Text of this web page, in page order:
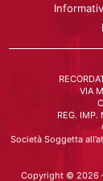
VIA
REG. IMP.
Società Soggetta
Copyright © 2026